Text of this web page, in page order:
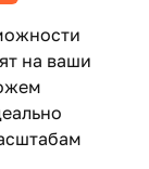
на ваши